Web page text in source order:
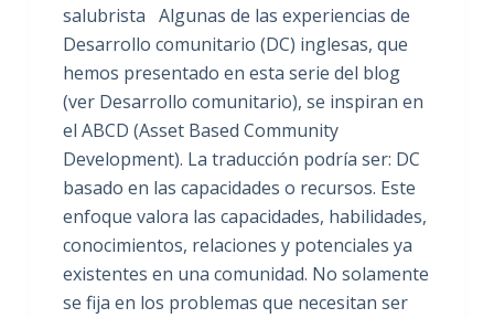
salubrista Algunas de las experiencias de
Desarrollo comunitario (DC) inglesas, que
hemos presentado en esta serie del blog
(ver Desarrollo comunitario), se inspiran en
el ABCD (Asset Based Community
Development). La traducción podría ser: DC
basado en las capacidades o recursos. Este
enfoque valora las capacidades, habilidades,
conocimientos, relaciones y potenciales ya
existentes en una comunidad. No solamente
se fija en los problemas que necesitan ser